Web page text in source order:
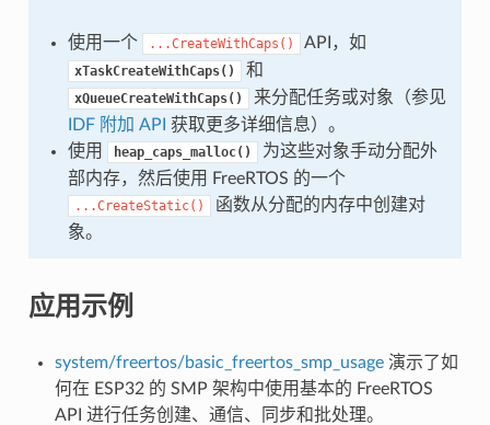
使用一个 ...CreateWithCaps() API，如
xTaskCreateWithCaps() 和
xQueueCreateWithCaps()
来分配任务或对象（参见
IDF 附加 API 获取更多详细信息）。
使用
heap_caps_malloc()
为这些对象手动分配外
部内存，然后使用 FreeRTOS 的一个
...CreateStatic()
函数从分配的内存中创建对
象。
应用示例
system/freertos/basic_freertos_smp_usage演示了如
何在 ESP32 的 SMP 架构中使用基本的 FreeRTOS
API 进行任务创建、通信、同步和批处理。